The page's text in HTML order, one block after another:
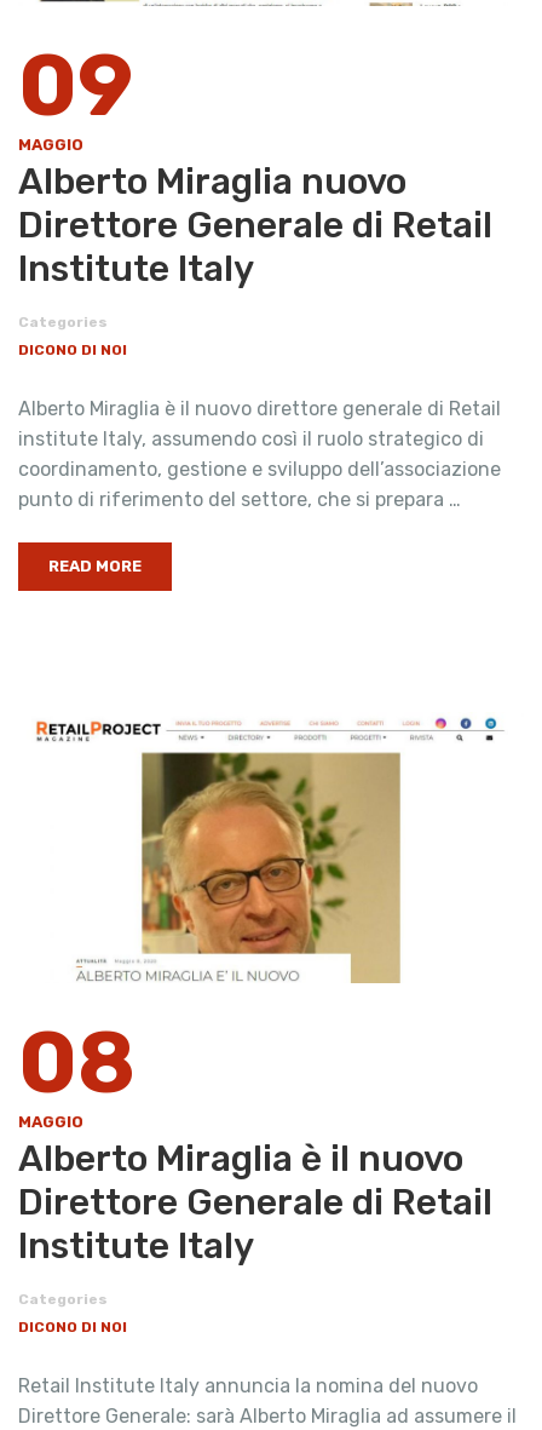
09
MAGGIO
Alberto Miraglia nuovo
Direttore Generale di Retail
Institute Italy
Categories
DICONO DI NOI
Alberto Miraglia è il nuovo direttore generale di Retail
institute Italy, assumendo così il ruolo strategico di
coordinamento, gestione e sviluppo dell’associazione
punto di riferimento del settore, che si prepara …
READ MORE
08
MAGGIO
Alberto Miraglia è il nuovo
Direttore Generale di Retail
Institute Italy
Categories
DICONO DI NOI
Retail Institute Italy annuncia la nomina del nuovo
Direttore Generale: sarà Alberto Miraglia ad assumere il